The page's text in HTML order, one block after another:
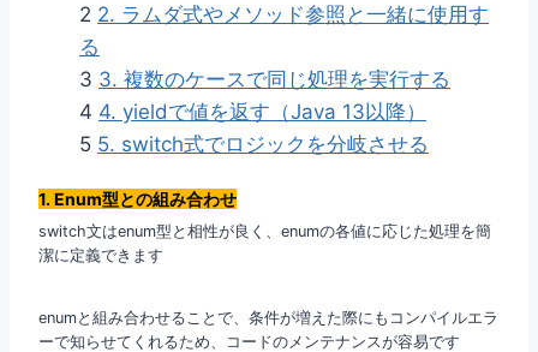
2 2. ラムダ式やメソッド参照と一緒に使用す
る
3 3. 複数のケースで同じ処理を実行する
4 4. yieldで値を返す（Java 13以降）
5 5. switch式でロジックを分岐させる
1. Enum型との組み合わせ
switch文はenum型と相性が良く、enumの各値に応じた処理を簡
潔に定義できます
enumと組み合わせることで、条件が増えた際にもコンパイルエラ
ーで知らせてくれるため、コードのメンテナンスが容易です